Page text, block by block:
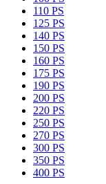
110 PS
125 PS
140 PS
150 PS
160 PS
175 PS
190 PS
200 PS
220 PS
250 PS
270 PS
300 PS
350 PS
400 PS